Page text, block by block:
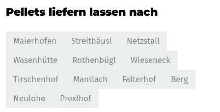
Pellets liefern lassen nach
Maierhofen Streithäusl
Netzstall
Wasenhütte
Rothenbügl
Wieseneck
Tirschenhof
Mantlach Falterhof
Berg
Neulohe
Prexlhof